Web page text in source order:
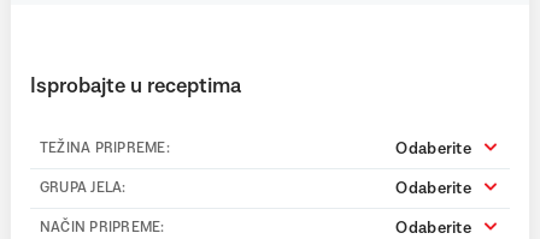
Isprobajte u receptima
TEŽINA PRIPREME: Odaberite
GRUPA JELA: Odaberite
NAČIN PRIPREME: Odaberite